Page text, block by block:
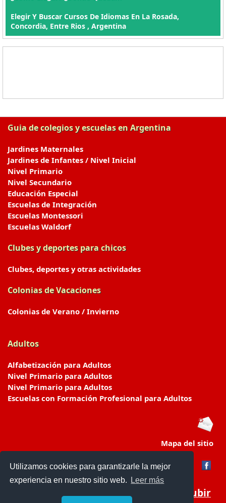
Utilizamos cookies para garantizarle la mejor
experiencia en nuestro sitio web.
Leer más
Elegir Y Buscar Cursos De Idiomas En La Rosada,
Concordia, Entre Rios , Argentina
Guia de colegios y escuelas en Argentina
Jardines Maternales
Jardines de Infantes / Nivel Inicial
Nivel Primario
Nivel Secundario
Educación Especial
Escuelas de Integración
Escuelas Montessori
Escuelas Waldorf
Clubes y deportes para chicos
Clubes, deportes y otras actividades
Colonias de Vacaciones
Colonias de Verano / Invierno
Adultos
Alfabetización para Adultos
Nivel Primario para Adultos
Nivel Primario para Adultos
Escuelas con Formación Profesional para Adultos
Mapa del sitio
Subir